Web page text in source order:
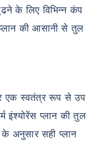
के लिए विभिन्न कंप
प्लान की आसानी से तुल
एक स्वतंत्र रूप से उप
इंश्योरेंस प्लान की तुल
अनुसार सही प्लान